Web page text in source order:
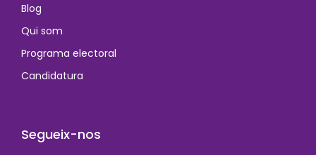
Blog
Qui som
Programa electoral
Candidatura
Segueix-nos